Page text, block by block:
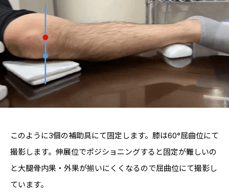
このように3個の補助具にて固定します。膝は60°屈曲位にて
撮影します。伸展位でポジショニングすると固定が難しいの
と大腿骨内果・外果が揃いにくくなるので屈曲位にて撮影し
ています。